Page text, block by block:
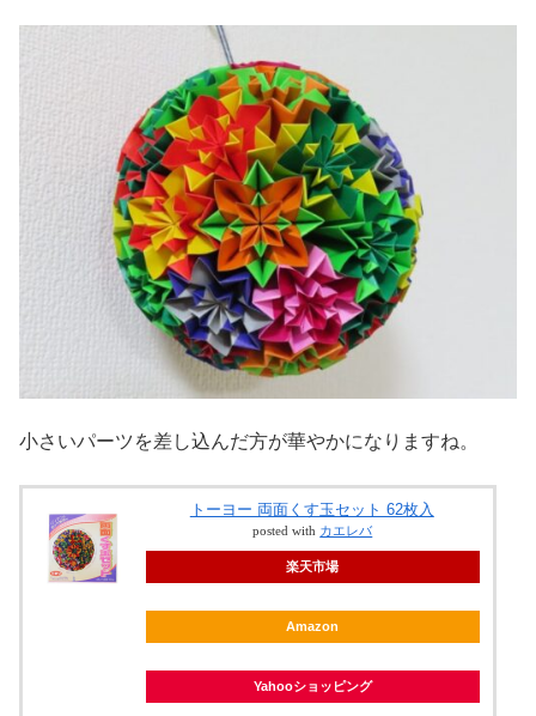
小さいパーツを差し込んだ方が華やかになりますね。
トーヨー 両面くす玉セット 62枚入
posted with カエレバ
楽天市場
Amazon
Yahooショッピング